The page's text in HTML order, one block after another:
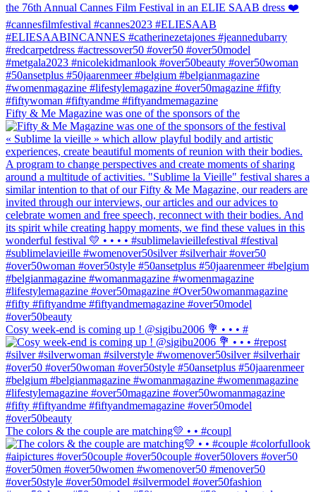
Fifty & Me Magazine was one of the sponsors of the
Cosy week-end is coming up ! @sigibu2006 💐 • • • #
The colors & the couple are matching💛 • • #coupl